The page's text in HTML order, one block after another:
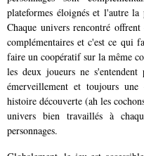
plateformes éloignés et l'autre
Chaque univers rencontré
complémentaires et c'est ce qui
faire un coopératif sur la même
les deux joueurs ne
émerveillement et toujours une
histoire découverte (ah les
univers bien travaillés à
personnages.